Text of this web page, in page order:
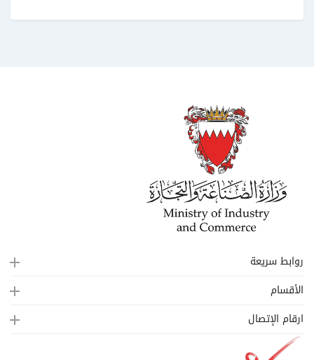
روابط سريعة
الأقسام
ارقام الإتصال